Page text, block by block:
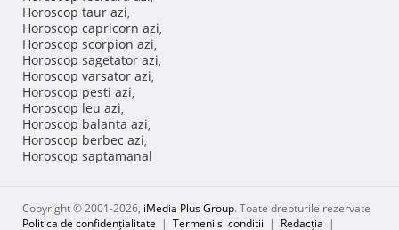
Horoscop taur azi,
Horoscop capricorn azi,
Horoscop scorpion azi,
Horoscop sagetator azi,
Horoscop varsator azi,
Horoscop pesti azi,
Horoscop leu azi,
Horoscop balanta azi,
Horoscop berbec azi,
Horoscop saptamanal
Copyright © 2001-2026, iMedia Plus Group. Toate drepturile rezervate
Politica de confidențialitate | Termeni si conditii | Redacţia |